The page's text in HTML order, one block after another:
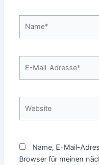
Mail-
Name, E-Mail-
Browser für meinen